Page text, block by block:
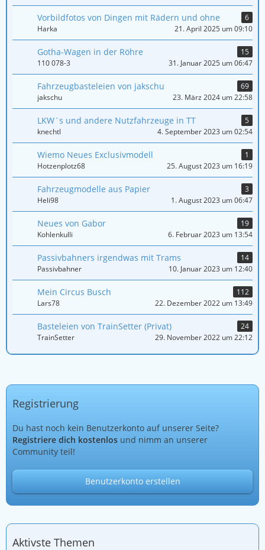
Vorbildfotos von Dingen mit Rädern und ohne
6
Harka
21. April 2025 um 09:10
Gotha-Wagen in der Röhre
15
110 078-3
31. Januar 2025 um 06:47
Fahrzeugbasteleien von jakschu
69
jakschu
23. März 2024 um 22:58
LKW`s und andere Nutzfahrzeuge in TT
5
knechtl
4. September 2023 um 02:54
Wiemo Neues Exclusivmodell
1
Hotzenplotz68
25. August 2023 um 16:19
Fahrzeugmodelle aus Papier
3
Heli98
1. August 2023 um 06:47
Neues von Gabor
19
Kohlenkulli
6. Februar 2023 um 13:54
Passivbahners irgendwas mit Trams
14
Passivbahner
10. Januar 2023 um 12:40
Mein Circus Busch
112
Lars78
22. Dezember 2022 um 13:49
Basteleien von TrainSetter (Privat)
24
TrainSetter
29. November 2022 um 22:12
Registrierung
Du hast noch kein Benutzerkonto auf unserer Seite?
Registriere dich kostenlos und nimm an unserer
Community teil!
Benutzerkonto erstellen
Aktivste Themen